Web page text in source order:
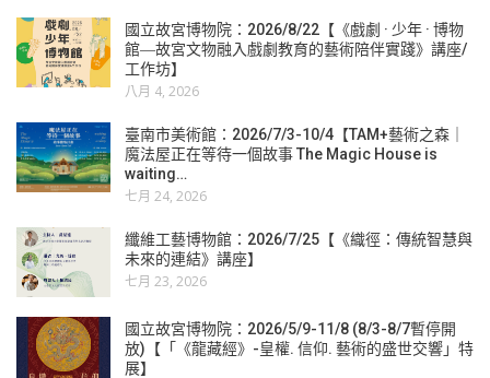
國立故宮博物院：2026/8/22【《戲劇 · 少年 · 博物
館―故宮文物融入戲劇教育的藝術陪伴實踐》講座/
工作坊】
八月 4, 2026
臺南市美術館：2026/7/3-10/4【TAM+藝術之森｜
魔法屋正在等待一個故事 The Magic House is
waiting…
七月 24, 2026
纖維工藝博物館：2026/7/25【《織徑：傳統智慧與
未來的連結》講座】
七月 23, 2026
國立故宮博物院：2026/5/9-11/8 (8/3-8/7暫停開
放)【「《龍藏經》-皇權. 信仰. 藝術的盛世交響」特
展】